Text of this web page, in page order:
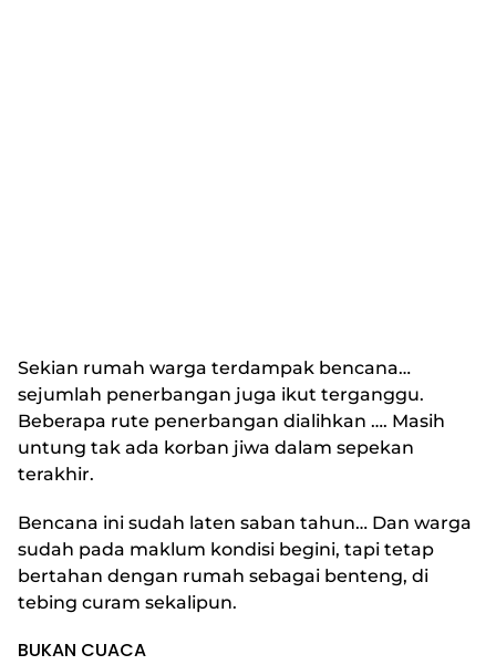
Sekian rumah warga terdampak bencana…
sejumlah penerbangan juga ikut terganggu.
Beberapa rute penerbangan dialihkan …. Masih
untung tak ada korban jiwa dalam sepekan
terakhir.
Bencana ini sudah laten saban tahun… Dan warga
sudah pada maklum kondisi begini, tapi tetap
bertahan dengan rumah sebagai benteng, di
tebing curam sekalipun.
BUKAN CUACA